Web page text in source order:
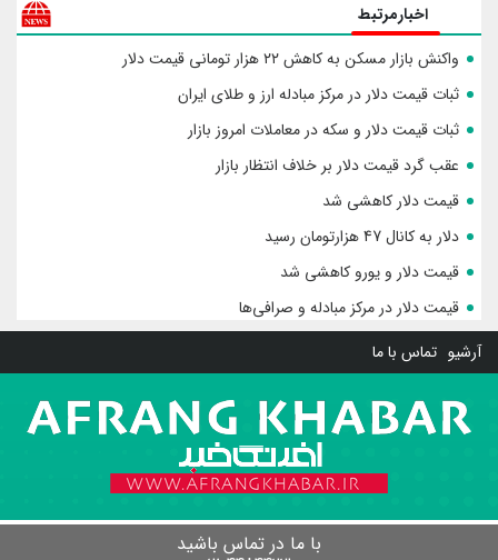
اخبارمرتبط
واکنش بازار مسکن به کاهش ۲۲ هزار تومانی قیمت دلار
ثبات قیمت دلار در مرکز مبادله ارز و طلای ایران
ثبات قیمت دلار و سکه در معاملات امروز بازار
عقب گرد قیمت دلار بر خلاف انتظار بازار
قیمت دلار کاهشی شد
دلار به کانال 47 هزارتومان رسید
قیمت دلار و یورو کاهشی شد
قیمت دلار در مرکز مبادله و صرافی‌ها
آرشیو تماس با ما
با ما در تماس باشید